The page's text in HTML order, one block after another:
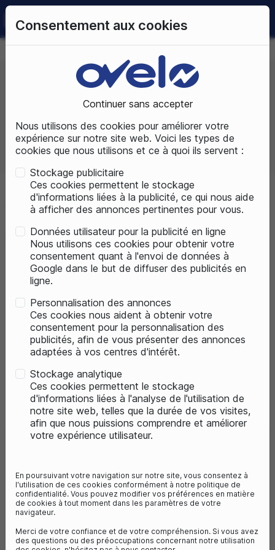
Consentement aux cookies
Continuer sans accepter
Nous utilisons des cookies pour améliorer votre
expérience sur notre site web. Voici les types de
cookies que nous utilisons et ce à quoi ils servent :
Stockage publicitaire
Ces cookies permettent le stockage
d'informations liées à la publicité, ce qui nous aide
à afficher des annonces pertinentes pour vous.
Données utilisateur pour la publicité en ligne
Nous utilisons ces cookies pour obtenir votre
consentement quant à l'envoi de données à
Google dans le but de diffuser des publicités en
ligne.
Personnalisation des annonces
Ces cookies nous aident à obtenir votre
consentement pour la personnalisation des
publicités, afin de vous présenter des annonces
adaptées à vos centres d'intérêt.
Stockage analytique
Ces cookies permettent le stockage
d'informations liées à l'analyse de l'utilisation de
notre site web, telles que la durée de vos visites,
afin que nous puissions comprendre et améliorer
votre expérience utilisateur.
En poursuivant votre navigation sur notre site, vous consentez à
l'utilisation de ces cookies conformément à notre politique de
confidentialité. Vous pouvez modifier vos préférences en matière
de cookies à tout moment dans les paramètres de votre
navigateur.
Merci de votre confiance et de votre compréhension. Si vous avez
des questions ou des préoccupations concernant notre utilisation
09 72 50 25 70 LUNDI AU SAMEDIDE 10H À 19H
Prix, croissant
Total produits : 2
Accueil Pièces détachées Nos marques accessoires
MOTEURS
1avis
9,95 €
2 avis
favorite_border
24,95 €